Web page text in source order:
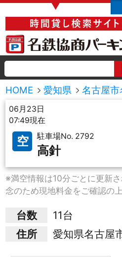
▼
HOME 愛知県 名古屋市
06月23日
07:49現在
空 駐車場No. 2792
高針
※満空情報は10分ごとに更新さ
念のため現地料金をご確認の
台数
11台
住所
愛知県名古屋